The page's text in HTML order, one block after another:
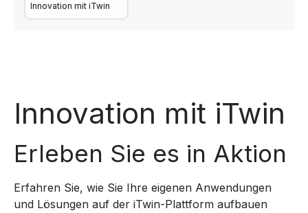
Innovation mit iTwin
Innovation mit iTwin
Erleben Sie es in Aktion
Erfahren Sie, wie Sie Ihre eigenen Anwendungen
und Lösungen auf der iTwin-Plattform aufbauen